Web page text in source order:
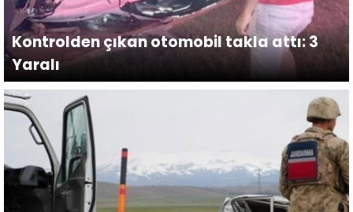
Kontrolden çıkan otomobil takla attı: 3
Yaralı